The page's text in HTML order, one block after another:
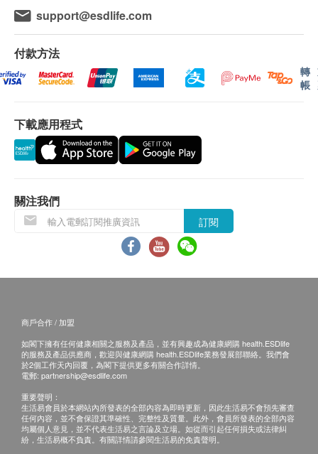
​馬百良十六度超特濃熬雞精​蛋白質含量13.1克，濃度
比其他類似產品更高，能提供更多、更優質的營養，
馬百良十六度超特濃熬雞精適合身體虛弱乏力、需要
大補元氣嘅人士​，如術後調理、捱夜人士、坐月及母
為媽媽及寶實提供足夠營養
解決媽媽孕吐食慾不佳情況
有助增強抵抗力
適合人士
術後調理、捱夜人士、坐月及母乳媽媽
主要成份
滾水浸泡：整包放入100度滾水，加熱3分鐘即可。
微波爐：剪開鋁包裝倒入碗中，放入微波爐以中火加
(*請勿將包裝放入微波爐加熱。)
保存方法
所有訂單須視乎相關貨品的供應情況再作最後確
認。倘若健康網購health.ESDlife未能提供任何訂
單上的貨品，健康網購health.ESDlife有權拒絕接
受該訂單，並且會於送貨前透過電話或電郵通知顧
退換條款：
當顧客收取已訂購之貨品時，有責任檢查貨品是否
有損毀情況，一經確認簽收，恕不接受退換。
或過期退回，供應商有權不受理。
如有其他損壞或遺漏查詢，顧客必須保留有效收據
正本，並於送貨後3個工作天內按下列方式聯絡 健
康網購health.ESDlife客戶服務部跟進。
電郵: support@esdlife.com
support@esdlife.com
付款方法
轉
帳
下載應用程式
關注我們
訂閱
商戶合作 / 加盟
如閣下擁有任何健康相關之服務及產品，並有興趣成為健康網購 health.ESDlife
的服務及產品供應商，歡迎與健康網購 health.ESDlife業務發展部聯絡。我們會
於2個工作天內回覆，為閣下提供更多有關合作詳情。
電郵: partnership@esdlife.com
重要聲明：
生活易會員於本網站內所發表的全部內容為即時更新，因此生活易不會預先審查
任何內容，並不會保證其準確性、完整性及質量。此外，會員所發表的全部內容
均屬個人意見，並不代表生活易之言論及立場。如從而引起任何損失或法律糾
紛，生活易概不負責。有關詳情請參閱生活易的免責聲明。